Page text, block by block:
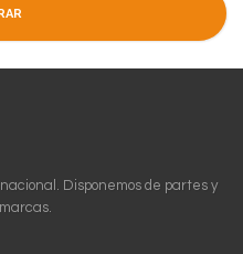
Disponemos de partes y